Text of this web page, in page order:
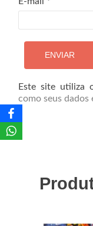
Este site utiliza
como seus dados